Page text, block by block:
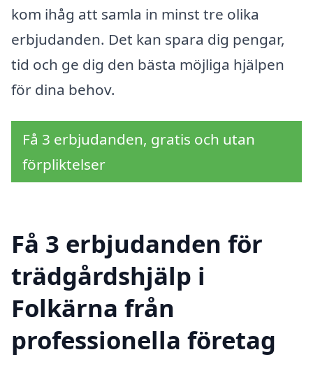
kom ihåg att samla in minst tre olika
erbjudanden. Det kan spara dig pengar,
tid och ge dig den bästa möjliga hjälpen
för dina behov.
Få 3 erbjudanden, gratis och utan
förpliktelser
Få 3 erbjudanden för
trädgårdshjälp i
Folkärna från
professionella företag